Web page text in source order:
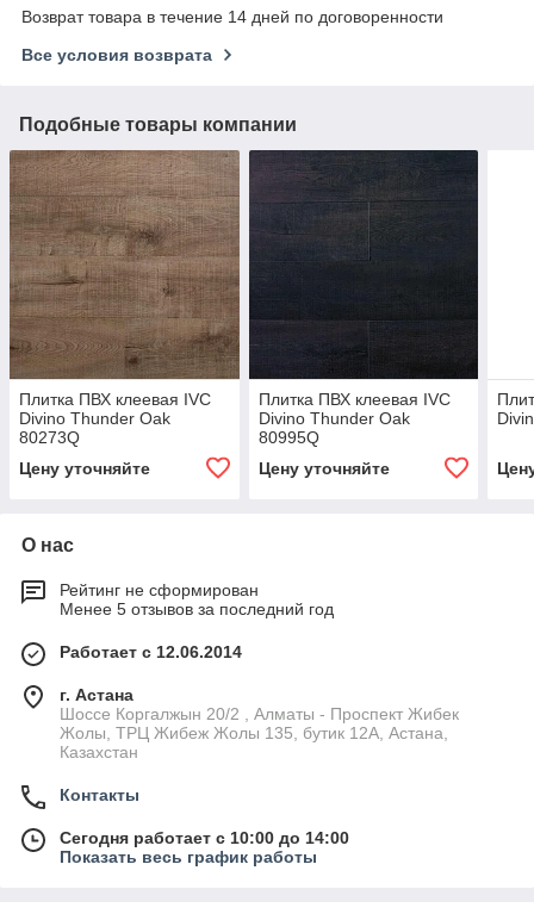
Возврат товара в течение 14 дней по договоренности
Все условия возврата
Подобные товары компании
Плитка ПВХ клеевая IVC
Divino Thunder Oak
80273Q
Цену уточняйте
Плитка ПВХ клеевая IVC
Divino Thunder Oak
80995Q
Цену уточняйте
О нас
Рейтинг не сформирован
Менее 5 отзывов за последний год
Работает с 12.06.2014
г. Астана
Шоссе Коргалжын 20/2 , Алматы - Проспект Жибек
Жолы, ТРЦ Жибеж Жолы 135, бутик 12А, Астана,
Казахстан
Контакты
Сегодня работает с 10:00 до 14:00
Показать весь график работы